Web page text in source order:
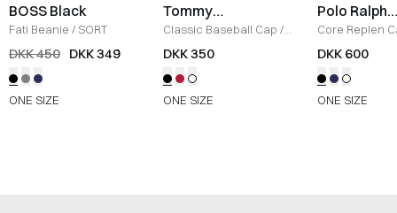
BOSS Black
Fati Beanie / SORT
DKK 450 DKK 349
ONE SIZE
Tommy
Hilfiger
Classic Baseball Cap /
SORT
DKK 350
ONE SIZE
Polo Ralph
Lauren
Core Replen
DKK 600
ONE SIZE